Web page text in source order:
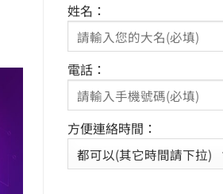
姓名：
電話：
方便連絡時間：